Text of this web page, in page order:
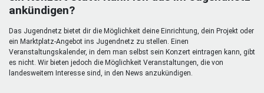
ankündigen?
Das Jugendnetz bietet dir die Möglichkeit deine Einrichtung, dein Projekt oder
ein Marktplatz-Angebot ins Jugendnetz zu stellen. Einen
Veranstaltungskalender, in dem man selbst sein Konzert eintragen kann, gibt
es nicht. Wir bieten jedoch die Möglichkeit Veranstaltungen, die von
landesweitem Interesse sind, in den News anzukündigen.